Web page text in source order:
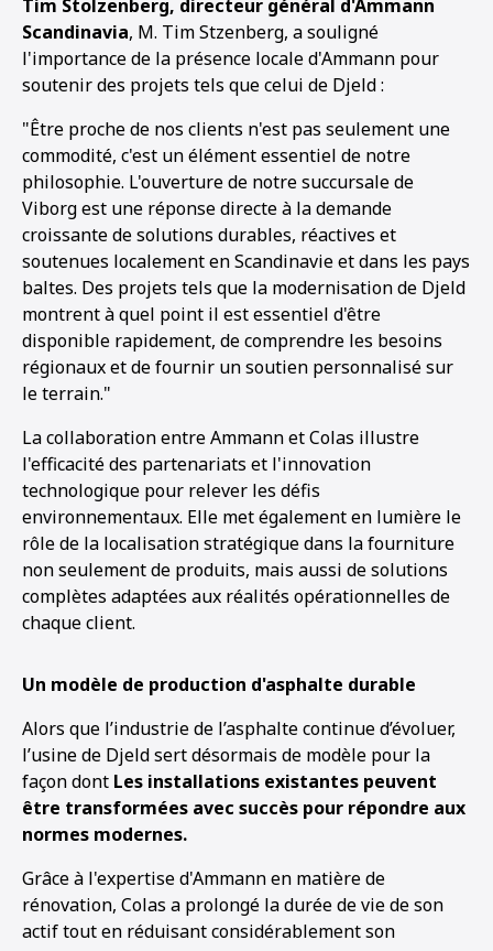
Tim Stolzenberg, directeur général d'Ammann
Scandinavia, M. Tim Stzenberg, a souligné
l'importance de la présence locale d'Ammann pour
soutenir des projets tels que celui de Djeld :
"Être proche de nos clients n'est pas seulement une
commodité, c'est un élément essentiel de notre
philosophie. L'ouverture de notre succursale de
Viborg est une réponse directe à la demande
croissante de solutions durables, réactives et
soutenues localement en Scandinavie et dans les pays
baltes. Des projets tels que la modernisation de Djeld
montrent à quel point il est essentiel d'être
disponible rapidement, de comprendre les besoins
régionaux et de fournir un soutien personnalisé sur
le terrain."
La collaboration entre Ammann et Colas illustre
l'efficacité des partenariats et l'innovation
technologique pour relever les défis
environnementaux. Elle met également en lumière le
rôle de la localisation stratégique dans la fourniture
non seulement de produits, mais aussi de solutions
complètes adaptées aux réalités opérationnelles de
chaque client.
Un modèle de production d'asphalte durable
Alors que l’industrie de l’asphalte continue d’évoluer,
l’usine de Djeld sert désormais de modèle pour la
façon dont Les installations existantes peuvent
être transformées avec succès pour répondre aux
normes modernes.
Grâce à l'expertise d'Ammann en matière de
rénovation, Colas a prolongé la durée de vie de son
actif tout en réduisant considérablement son